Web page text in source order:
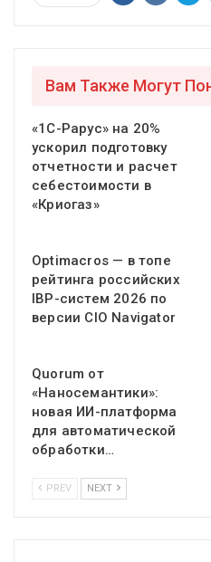
Вам Также Могут
«1С-Рарус» на 20%
ускорил подготовку
отчетности и расчет
себестоимости в
«Криогаз»
Optimacros — в топе
рейтинга российских
IBP-систем 2026 по
версии CIO Navigator
Quorum от
«Наносемантики»:
новая ИИ-платформа
для автоматической
обработки…
PREV NEXT